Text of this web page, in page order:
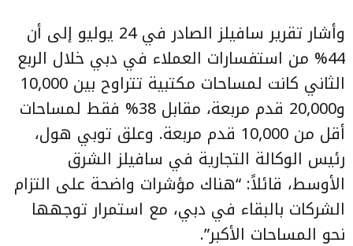
وأشار تقرير سافيلز الصادر في 24 يوليو إلى أن
44% من استفسارات العملاء في دبي خلال الربع
الثاني كانت لمساحات مكتبية تتراوح بين 10,000
و20,000 قدم مربعة، مقابل 38% فقط لمساحات
أقل من 10,000 قدم مربعة. وعلق توبي هول،
رئيس الوكالة التجارية في سافيلز الشرق
الأوسط، قائلاً: “هناك مؤشرات واضحة على التزام
الشركات بالبقاء في دبي، مع استمرار توجهها
نحو المساحات الأكبر”.